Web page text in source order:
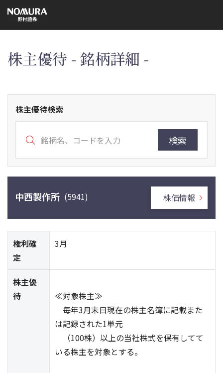
の
ー
株主優待 - 銘柄詳細 -
株主優待検索
検索
中西製作所 (5941) 株価情報
権利確
定
3月
株主優
待
≪対象株主≫
毎年3月末日現在の株主名簿に記載また
は記録された1単元
（100株）以上の当社株式を保有してて
いる株主を対象とする。